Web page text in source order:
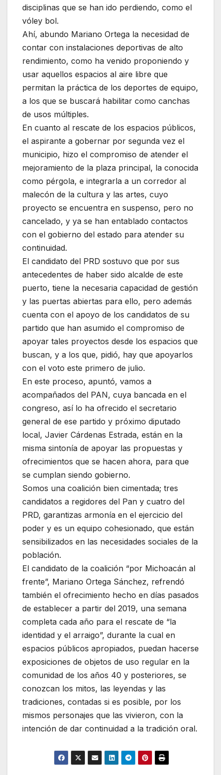
disciplinas que se han ido perdiendo, como el
vóley bol.
Ahí, abundo Mariano Ortega la necesidad de
contar con instalaciones deportivas de alto
rendimiento, como ha venido proponiendo y
usar aquellos espacios al aire libre que
permitan la práctica de los deportes de equipo,
a los que se buscará habilitar como canchas
de usos múltiples.
En cuanto al rescate de los espacios públicos,
el aspirante a gobernar por segunda vez el
municipio, hizo el compromiso de atender el
mejoramiento de la plaza principal, la conocida
como pérgola, e integrarla a un corredor al
malecón de la cultura y las artes, cuyo
proyecto se encuentra en suspenso, pero no
cancelado, y ya se han entablado contactos
con el gobierno del estado para atender su
continuidad.
El candidato del PRD sostuvo que por sus
antecedentes de haber sido alcalde de este
puerto, tiene la necesaria capacidad de gestión
y las puertas abiertas para ello, pero además
cuenta con el apoyo de los candidatos de su
partido que han asumido el compromiso de
apoyar tales proyectos desde los espacios que
buscan, y a los que, pidió, hay que apoyarlos
con el voto este primero de julio.
En este proceso, apuntó, vamos a
acompañados del PAN, cuya bancada en el
congreso, así lo ha ofrecido el secretario
general de ese partido y próximo diputado
local, Javier Cárdenas Estrada, están en la
misma sintonía de apoyar las propuestas y
ofrecimientos que se hacen ahora, para que
se cumplan siendo gobierno.
Somos una coalición bien cimentada; tres
candidatos a regidores del Pan y cuatro del
PRD, garantizas armonía en el ejercicio del
poder y es un equipo cohesionado, que están
sensibilizados en las necesidades sociales de la
población.
El candidato de la coalición “por Michoacán al
frente”, Mariano Ortega Sánchez, refrendó
también el ofrecimiento hecho en días pasados
de establecer a partir del 2019, una semana
completa cada año para el rescate de “la
identidad y el arraigo”, durante la cual en
espacios públicos apropiados, puedan hacerse
exposiciones de objetos de uso regular en la
comunidad de los años 40 y posteriores, se
conozcan los mitos, las leyendas y las
tradiciones, contadas si es posible, por los
mismos personajes que las vivieron, con la
intención de dar continuidad a la tradición oral.